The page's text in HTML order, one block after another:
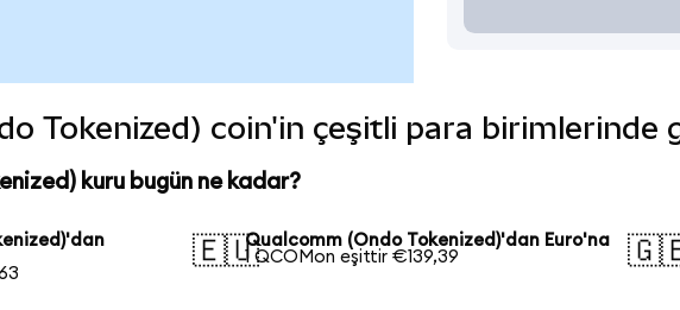
Tokenized) coin'in çeşitli para birimlerinde
kuru bugün ne kadar?
🇪🇺Qualcomm (Ondo Tokenized)'dan Euro'na
1 QCOMon eşittir €139,39